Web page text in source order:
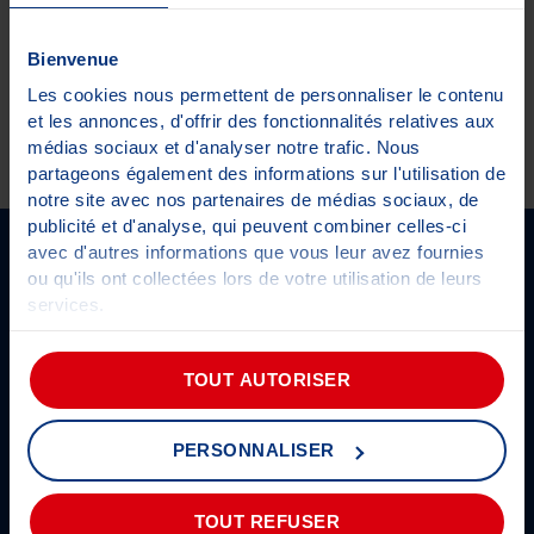
Bienvenue
Les cookies nous permettent de personnaliser le contenu
et les annonces, d'offrir des fonctionnalités relatives aux
médias sociaux et d'analyser notre trafic. Nous
partageons également des informations sur l'utilisation de
notre site avec nos partenaires de médias sociaux, de
publicité et d'analyse, qui peuvent combiner celles-ci
avec d'autres informations que vous leur avez fournies
ou qu'ils ont collectées lors de votre utilisation de leurs
services.
Pour plus d'informations sur les cookies,cliquez-ici.
TOUT AUTORISER
PERSONNALISER
TOUT REFUSER
←
→
Prendre rendez-vous
Être alerté
Informations CT
FAQ
Les engagements Autosur
Actualités
Présentation du groupe
Découvrez Autosur